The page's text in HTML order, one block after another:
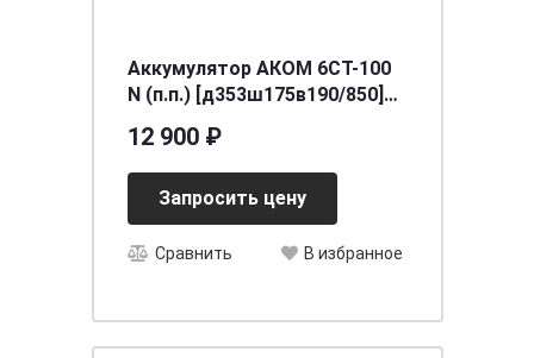
Аккумулятор АКОМ 6СТ-100
N (п.п.) [д353ш175в190/850]
12 900 ₽
Запросить цену
Сравнить В избранное